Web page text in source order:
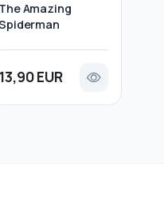
The Amazing
13,90 EUR